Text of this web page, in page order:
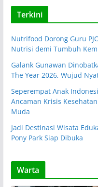
Terkini
Nutrifood Dorong Guru
Nutrisi demi Tumbuh
Galank Gunawan
The Year 2026, Wujud
Seperempat Anak
Ancaman Krisis
Muda
Jadi Destinasi Wisata
Pony Park Siap Dibuka
Warta